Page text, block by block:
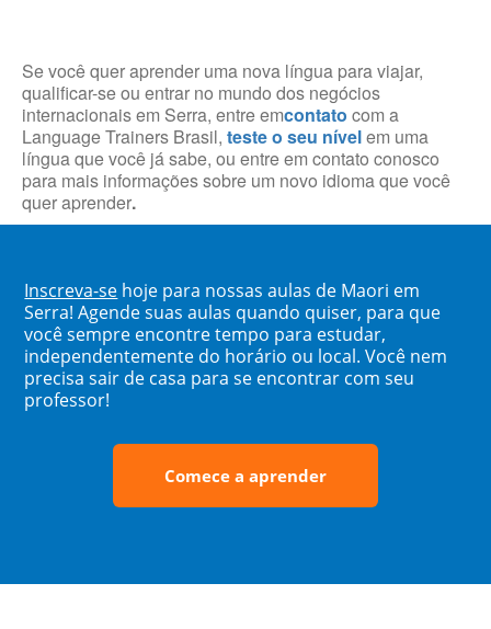
Se você quer aprender uma nova língua para viajar,
qualificar-se ou entrar no mundo dos negócios
internacionais em Serra, entre emcontato com a
Language Trainers Brasil, teste o seu nívelem uma
língua que você já sabe, ou entre em contato conosco
para mais informações sobre um novo idioma que você
quer aprender.
Inscreva-se hoje para nossas aulas de Maori em
Serra! Agende suas aulas quando quiser, para que
você sempre encontre tempo para estudar,
independentemente do horário ou local. Você nem
precisa sair de casa para se encontrar com seu
professor!
Comece a aprender